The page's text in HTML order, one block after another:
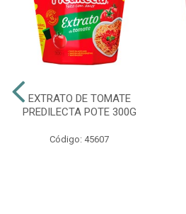
EXTRATO DE TOMATE
PREDILECTA POTE 300G
Código: 45607